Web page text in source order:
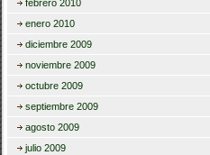
febrero 2010
enero 2010
diciembre 2009
noviembre 2009
octubre 2009
septiembre 2009
agosto 2009
julio 2009